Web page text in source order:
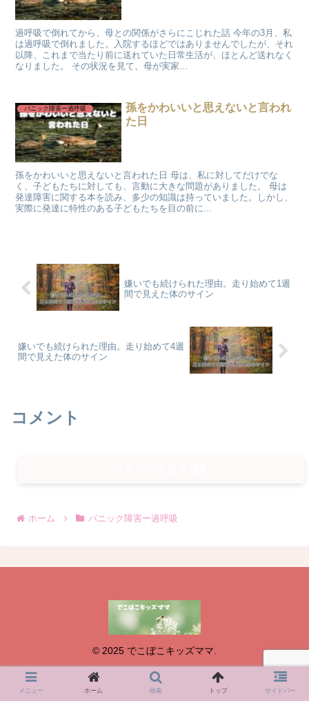
過呼吸で倒れてから、母との関係がさらにこじれた話 今年の3月、私
は過呼吸で倒れました。入院するほどではありませんでしたが、それ
以降、これまで当たり前に送れていた日常生活が、ほとんど送れなく
なりました。 その状況を見て、母が実家...
パニック障害ー過呼吸
孫をかわいいと思えないと言われ
た日
孫をかわいいと思えないと言われた日 母は、私に対してだけでな
く、子どもたちに対しても、言動に大きな問題がありました。 母は
発達障害に関する本を読み、多少の知識は持っていました。しかし、
実際に発達に特性のある子どもたちを目の前に...
嫌いでも続けられた理由。走り始めて1週
間で見えた体のサイン
嫌いでも続けられた理由。走り始めて4週
間で見えた体のサイン
コメント
ホーム パニック障害ー過呼吸
© 2025 でこぼこキッズママ.
メニュー ホーム 検索 トップ サイドバー